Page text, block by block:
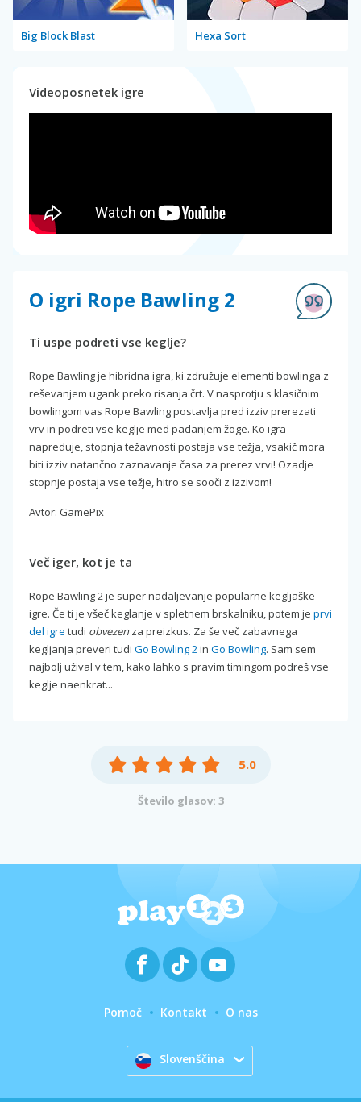
Big Block Blast Hexa Sort
Videoposnetek igre
O igri Rope Bawling 2
Ti uspe podreti vse keglje?
Rope Bawling je hibridna igra, ki združuje elementi bowlinga z
reševanjem ugank preko risanja črt. V nasprotju s klasičnim
bowlingom vas Rope Bawling postavlja pred izziv prerezati
vrv in podreti vse keglje med padanjem žoge. Ko igra
napreduje, stopnja težavnosti postaja vse težja, vsakič mora
biti izziv natančno zaznavanje časa za prerez vrvi! Ozadje
stopnje postaja vse težje, hitro se sooči z izzivom!
Avtor: GamePix
Več iger, kot je ta
Rope Bawling 2 je super nadaljevanje popularne kegljaške
igre. Če ti je všeč keglanje v spletnem brskalniku, potem je prvi
del igre tudi obvezenza preizkus. Za še več zabavnega
kegljanja preveri tudi Go Bowling 2in Go Bowling. Sam sem
najbolj užival v tem, kako lahko s pravim timingom podreš vse
keglje naenkrat...
5.0
Število glasov: 3
Pomoč Kontakt O nas
Slovenščina